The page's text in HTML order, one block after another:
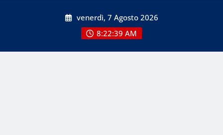
venerdì, 7 Agosto 2026
8:22:39 AM